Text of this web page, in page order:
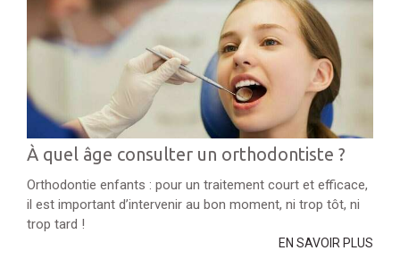
À quel âge consulter un orthodontiste ?
Orthodontie enfants : pour un traitement court et efficace,
il est important d’intervenir au bon moment, ni trop tôt, ni
trop tard !
EN SAVOIR PLUS